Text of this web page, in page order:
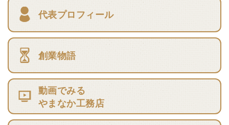
代表プロフィール
創業物語
動画でみる
やまなか工務店